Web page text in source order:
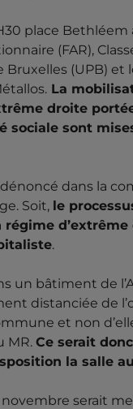
place
(FAR),
Bruxelles (UPB)
La
droite
sociale sont
dans la
Soit, le
.
un bâtiment de
distanciée de
et non
MR.Ce serait
la salle
novembre serait